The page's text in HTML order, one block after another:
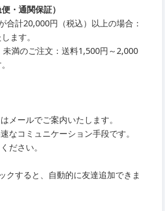
・通関保証）
合計20,000円（税込）以上の場合：
ます。
満のご注文：送料1,500円～2,000
メールでご案内いたします。
なコミュニケーション手段です。
ださい。
クすると、自動的に友達追加できま